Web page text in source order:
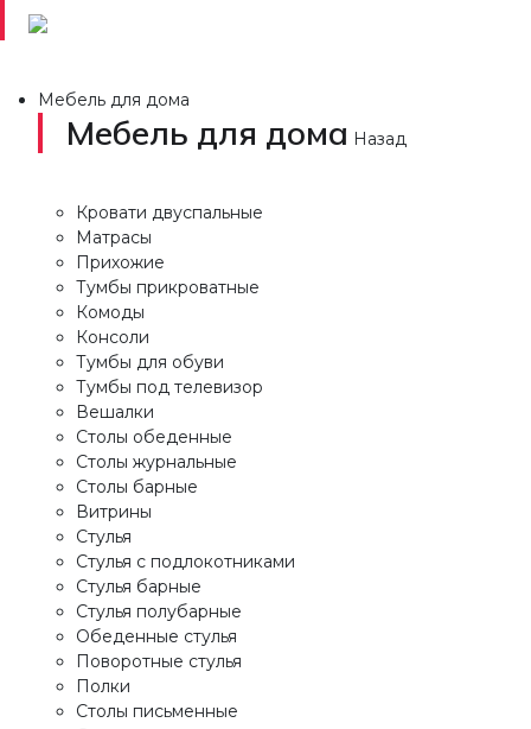
Мебель для дома
Мебель для дома Назад
Кровати двуспальные
Матрасы
Прихожие
Тумбы прикроватные
Комоды
Консоли
Тумбы для обуви
Тумбы под телевизор
Вешалки
Столы обеденные
Столы журнальные
Столы барные
Витрины
Стулья
Стулья с подлокотниками
Стулья барные
Стулья полубарные
Обеденные стулья
Поворотные стулья
Полки
Столы письменные